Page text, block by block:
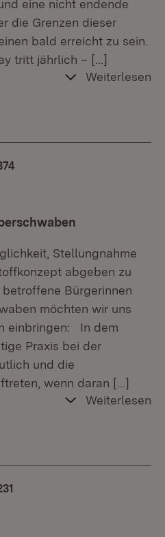
eine nicht endende
die Grenzen dieser
bald erreicht zu sein.
tritt jährlich – […]
Weiterlesen
Stellungnahme
abgeben zu
Bürgerinnen
möchten wir uns
einbringen: In dem
Praxis bei der
und die
wenn daran […]
Weiterlesen